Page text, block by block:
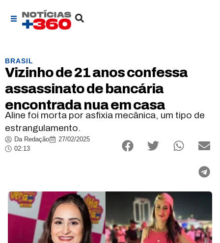
BRASIL
Vizinho de 21 anos confessa
assassinato de bancária
encontrada nua em casa
Aline foi morta por asfixia mecânica, um tipo de
estrangulamento.
Da Redação
27/02/2025
02:13